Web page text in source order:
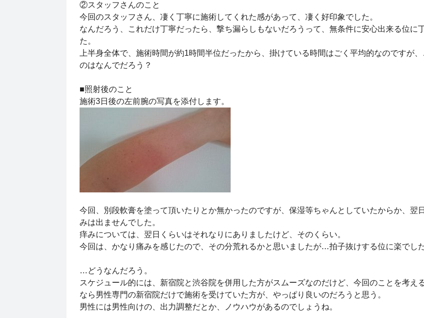
②スタッフさんのこと
今回のスタッフさん、凄く丁寧に施術してくれた感があって、凄く好印象でした。
なんだろう、これだけ丁寧だったら、撃ち漏らしもないだろうって、無条件に安心出来る位に
た。
上半身全体で、施術時間が約1時間半位だったから、掛けている時間はごく平均的なのですが
のはなんでだろう？
■照射後のこと
施術3日後の左前腕の写真を添付します。
今回、別段軟膏を塗って頂いたりとか無かったのですが、保湿等ちゃんとしていたからか、翌
みは出ませんでした。
痒みについては、翌日くらいはそれなりにありましたけど、そのくらい。
今回は、かなり痛みを感じたので、その分荒れるかと思いましたが…拍子抜けする位に楽でし
…どうなんだろう。
スケジュール的には、新宿院と渋谷院を併用した方がスムーズなのだけど、今回のことを考え
なら男性専門の新宿院だけで施術を受けていた方が、やっぱり良いのだろうと思う。
男性には男性向けの、出力調整だとか、ノウハウがあるのでしょうね。